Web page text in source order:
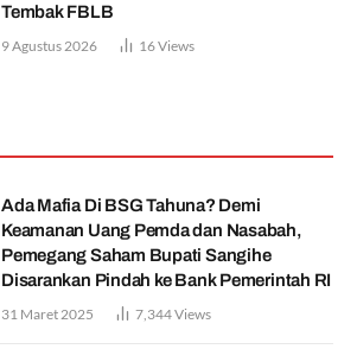
Tembak FBLB
9 Agustus 2026 16Views
Ada Mafia Di BSG Tahuna? Demi
Keamanan Uang Pemda dan Nasabah,
Pemegang Saham Bupati Sangihe
Disarankan Pindah ke Bank Pemerintah RI
31 Maret 2025 7,344Views